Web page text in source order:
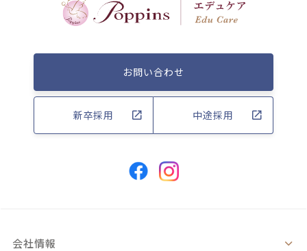
お問い合わせ
新卒採用 中途採用
会社情報